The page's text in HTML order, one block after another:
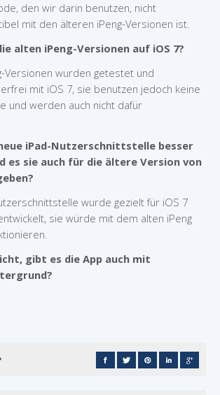
den wir darin benutzen, nicht
mit den älteren iPeng-Versionen ist.
alten iPeng-Versionen auf iOS 7?
Versionen wurden getestet und
mit iOS 7, sie benutzen jedoch keine
und werden auch nicht dafür
iPad-Nutzerschnittstelle besser
es sie auch für die ältere Version von
wurde gezielt für iOS 7
sie würde mit dem alten iPeng
gibt es die App auch mit